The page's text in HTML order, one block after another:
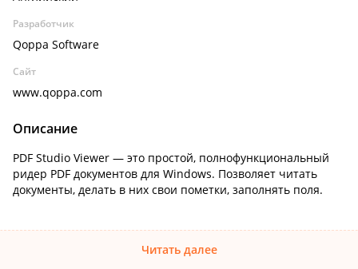
Разработчик
Qoppa Software
Сайт
www.qoppa.com
Описание
PDF Studio Viewer — это простой, полнофункциональный
ридер PDF документов для Windows. Позволяет читать
документы, делать в них свои пометки, заполнять поля.
Читать далее